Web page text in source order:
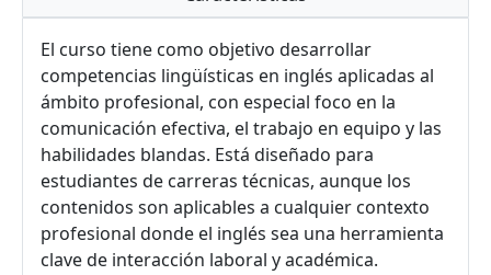
El curso tiene como objetivo desarrollar
competencias lingüísticas en inglés aplicadas al
ámbito profesional, con especial foco en la
comunicación efectiva, el trabajo en equipo y las
habilidades blandas. Está diseñado para
estudiantes de carreras técnicas, aunque los
contenidos son aplicables a cualquier contexto
profesional donde el inglés sea una herramienta
clave de interacción laboral y académica.